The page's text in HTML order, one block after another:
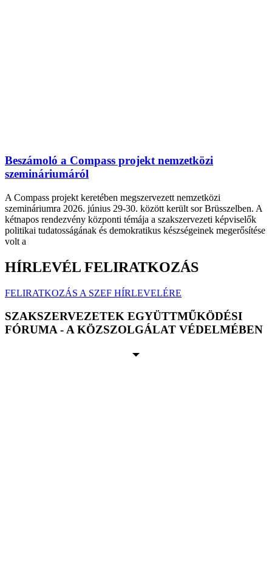
Beszámoló a Compass projekt nemzetközi
szemináriumáról
A Compass projekt keretében megszervezett nemzetközi
szemináriumra 2026. június 29-30. között került sor Brüsszelben. A
kétnapos rendezvény központi témája a szakszervezeti képviselők
politikai tudatosságának és demokratikus készségeinek megerősítése
volt a
HÍRLEVÉL FELIRATKOZÁS
FELIRATKOZÁS A SZEF HÍRLEVELÉRE
SZAKSZERVEZETEK EGYÜTTMŰKÖDÉSI
FÓRUMA - A KÖZSZOLGÁLAT VÉDELMÉBEN